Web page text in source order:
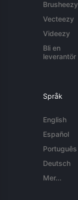
Brusheezy
Vecteezy
Videezy
Bli en
leverantör
Språk
English
Español
Português
Deutsch
Mer...